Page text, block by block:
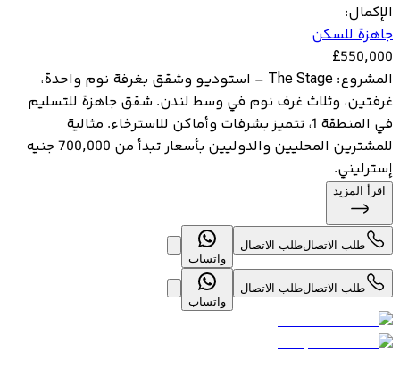
الإكمال:
جاهزة للسكن
£550,000
المشروع: The Stage – استوديو وشقق بغرفة نوم واحدة،
غرفتين، وثلاث غرف نوم في وسط لندن. شقق جاهزة للتسليم
في المنطقة 1، تتميز بشرفات وأماكن للاسترخاء. مثالية
للمشترين المحليين والدوليين بأسعار تبدأ من 700,000 جنيه
إسترليني.
اقرأ المزيد
طلب الاتصالطلب الاتصال
واتساب
طلب الاتصالطلب الاتصال
واتساب